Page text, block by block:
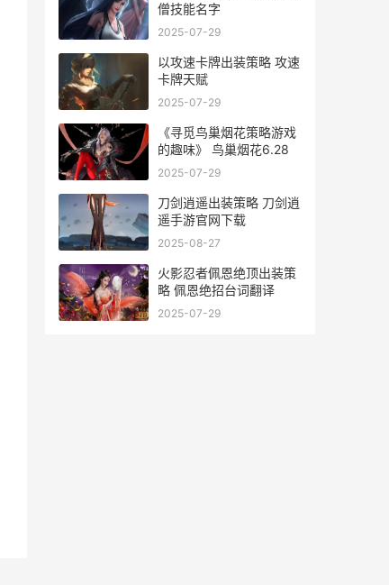
僧技能名字
2025-07-29
以攻速卡牌出装策略 攻速
卡牌天赋
2025-07-29
《寻觅鸟巢烟花策略游戏
的趣味》 鸟巢烟花6.28
2025-07-29
刀剑逍遥出装策略 刀剑逍
遥手游官网下载
2025-08-27
火影忍者佩恩绝顶出装策
略 佩恩绝招台词翻译
2025-07-29